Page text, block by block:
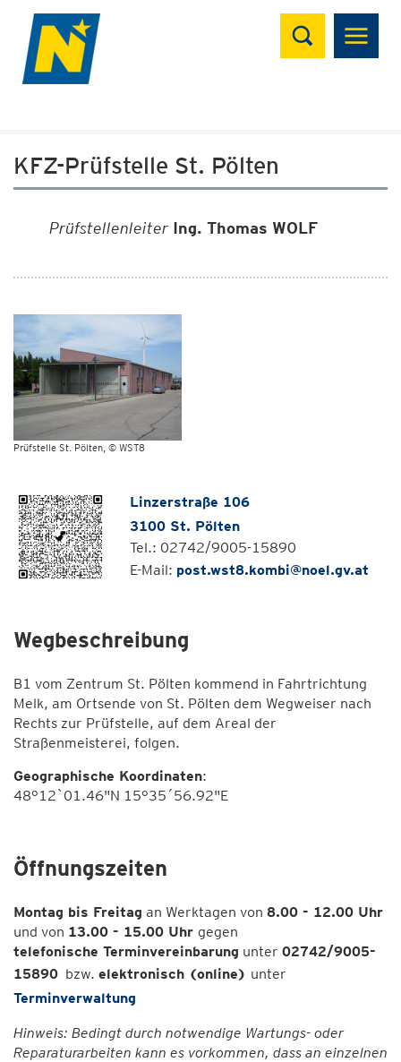
Suchen
KFZ-Prüfstelle St. Pölten
Prüfstellenleiter Ing. Thomas WOLF
Prüfstelle St. Pölten © WST8
Linzerstraße 106
3100 St. Pölten
Tel.: 02742/9005-15890
E-Mail: post.wst8.kombi@noel.gv.at
Wegbeschreibung
B1 vom Zentrum St. Pölten kommend in Fahrtrichtung
Melk, am Ortsende von St. Pölten dem Wegweiser nach
Rechts zur Prüfstelle, auf dem Areal der
Straßenmeisterei, folgen.
Geographische Koordinaten:
48°12`01.46"N 15°35´56.92"E
Öffnungszeiten
Montag bis Freitag an Werktagen von 8.00 - 12.00 Uhr
und von 13.00 - 15.00 Uhr gegen
telefonische Terminvereinbarung unter 02742/9005-
15890 bzw. elektronisch (online) unter
Terminverwaltung
Hinweis: Bedingt durch notwendige Wartungs- oder
Reparaturarbeiten kann es vorkommen, dass an einzelnen